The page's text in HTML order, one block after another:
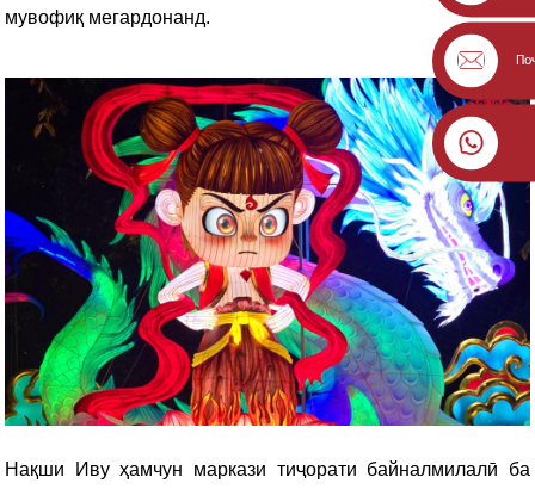
мувофиқ мегардонанд.
Нақши Иву ҳамчун маркази тиҷорати байналмилалӣ ба